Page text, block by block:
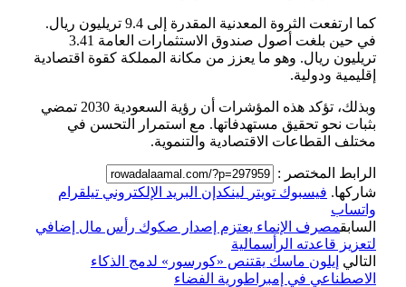
كما ارتفعت الثروة المعدنية المقدرة إلى 9.4 تريليون ريال.
في حين بلغت أصول صندوق الاستثمارات العامة 3.41
تريليون ريال. وهو ما يعزز من مكانة المملكة كقوة اقتصادية
إقليمية ودولية.
وبذلك، تؤكد هذه المؤشرات أن رؤية السعودية 2030 تمضي
بثبات نحو تحقيق مستهدفاتها. مع استمرار التحسن في
مختلف القطاعات الاقتصادية والتنموية.
الرابط المختصر :
شاركها. فيسبوك تويتر لينكدإن البريد الإلكتروني تيلقرام
واتساب
السابقمصرف الإنماء يعتزم إصدار صكوك رأس مال إضافي
لتعزيز قاعدته الرأسمالية
التالي إيلون ماسك يقتنص «كورسور» لدمج الذكاء
الاصطناعي في إمبراطورية الفضاء